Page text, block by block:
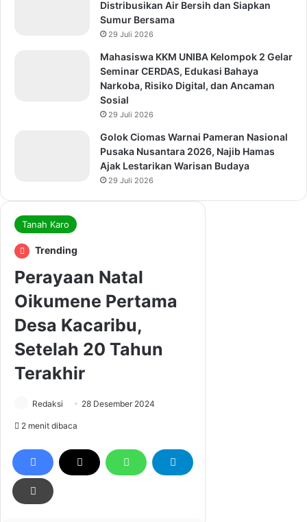
Distribusikan Air Bersih dan Siapkan
Sumur Bersama
29 Juli 2026
Mahasiswa KKM UNIBA Kelompok 2 Gelar
Seminar CERDAS, Edukasi Bahaya
Narkoba, Risiko Digital, dan Ancaman
Sosial
29 Juli 2026
Golok Ciomas Warnai Pameran Nasional
Pusaka Nusantara 2026, Najib Hamas
Ajak Lestarikan Warisan Budaya
29 Juli 2026